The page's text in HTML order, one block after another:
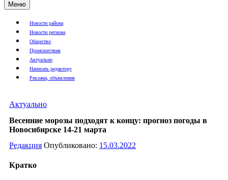
Меню
Новости района
Новости региона
Общество
Происшествия
Актуально
Написать редактору
Реклама, объявления
Актуально
Весенние морозы подходят к концу: прогноз погоды в
Новосибирске 14-21 марта
Редакция Опубликовано: 15.03.2022
Кратко